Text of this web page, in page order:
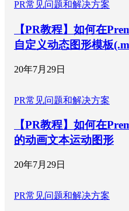
PR常见问题和解决方案
【PR教程】如何在
自定义动态图形模板
20年7月29日
PR常见问题和解决方案
【PR教程】如何在
的动画文本运动图形
20年7月29日
PR常见问题和解决方案